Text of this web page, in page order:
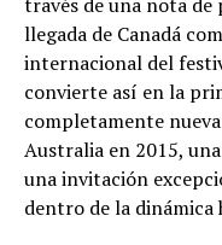
llegada de Canadá
internacional del
convierte así en la
completamente
Australia en 2015,
una invitación
dentro de la dinámica